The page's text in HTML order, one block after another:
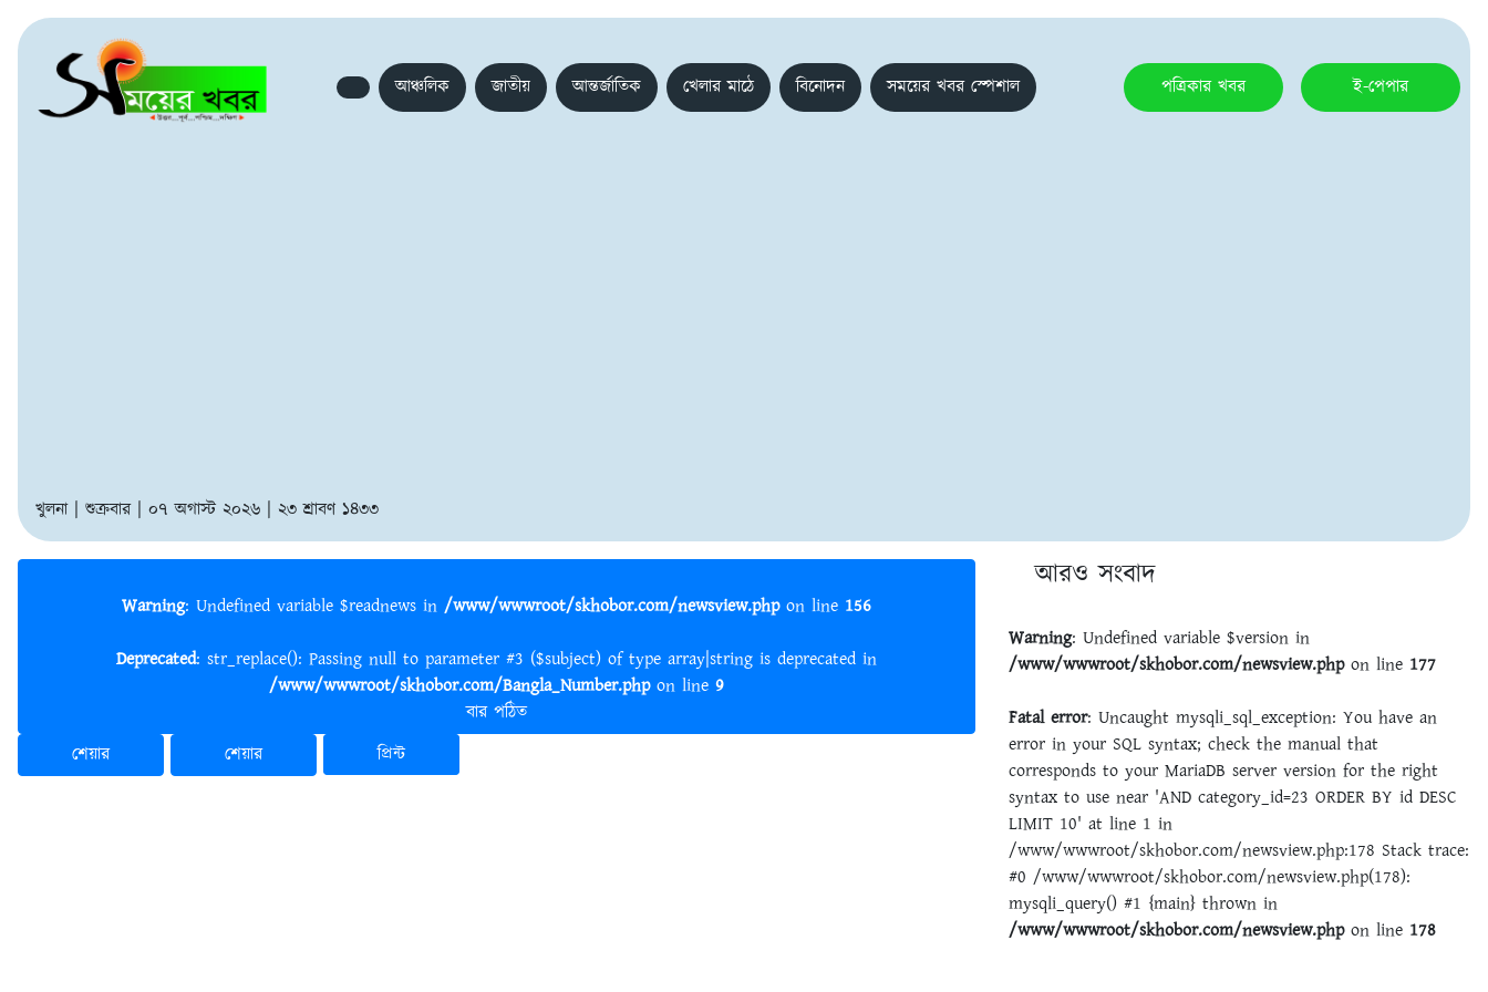
আঞ্চলিক জাতীয় আন্তর্জাতিক খেলার মাঠে বিনোদন সময়ের খবর স্পেশাল পত্রিকার খবর ই-পেপার
খুলনা | শুক্রবার | ০৭ অগাস্ট ২০২৬ | ২৩ শ্রাবণ ১৪৩৩
Warning : Undefined variable $readnews in /www/wwwroot/skhobor.com/newsview.phpon line 156
Deprecated : str_replace(): Passing null to parameter #3 ($subject) of type array|string is deprecated in
/www/wwwroot/skhobor.com/Bangla_Number.phpon line 9
বার পঠিত
শেয়ার
শেয়ার প্রিন্ট
আরও সংবাদ
Warning: Undefined variable $version in
/www/wwwroot/skhobor.com/newsview.phpon line 177
Fatal error: Uncaught mysqli_sql_exception: You have an
error in your SQL syntax; check the manual that
corresponds to your MariaDB server version for the right
syntax to use near 'AND category_id=23 ORDER BY id DESC
LIMIT 10' at line 1 in
/www/wwwroot/skhobor.com/newsview.php:178 Stack trace:
#0 /www/wwwroot/skhobor.com/newsview.php(178):
mysqli_query() #1 {main} thrown in
/www/wwwroot/skhobor.com/newsview.phpon line 178